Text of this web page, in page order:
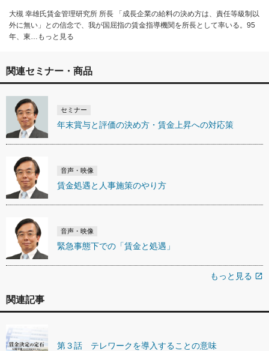
大槻 幸雄氏賃金管理研究所 所長 「成長企業の給料の決め方は、責任等級制以
外に無い」との信念で、我が国屈指の賃金指導機関を所長として率いる。95
年、東…もっと見る
関連セミナー・商品
セミナー
年末賞与と評価の決め方・賃金上昇への対応策
音声・映像
賃金処遇と人事施策のやり方
音声・映像
緊急事態下での「賃金と処遇」
もっと見る open_in_new
関連記事
第３話 テレワークを導入することの意味